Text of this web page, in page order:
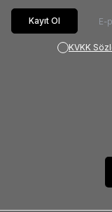
Kayıt Ol
KVKK